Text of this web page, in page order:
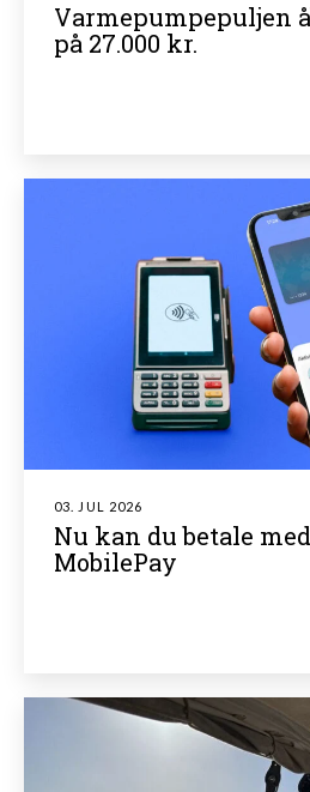
Varmepumpepuljen
på 27.000 kr.
03. JUL 2026
Nu kan du betale
MobilePay